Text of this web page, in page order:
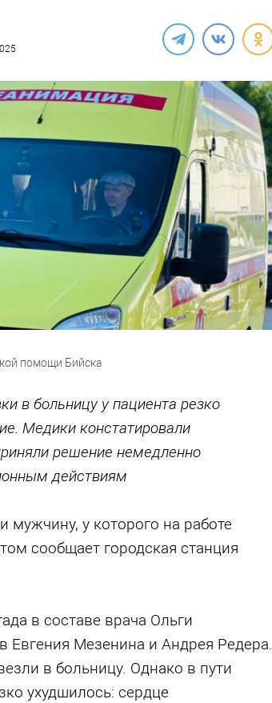
помощи Бийска
в больницу у пациента резко
Медики констатировали
решение немедленно
действиям
мужчину, у которого на работе
сообщает городская станция
в составе врача Ольги
Евгения Мезенина и Андрея Редера.
в больницу. Однако в пути
ухудшилось: сердце